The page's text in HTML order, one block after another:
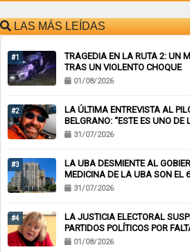
LAS MÁS LEÍDAS
#1
TRAGEDIA EN LA RUTA 2: UN
TRAS UN VIOLENTO CHOQUE
01/08/2026
#2
LA ÚLTIMA ENTREVISTA AL
BELGRANO: “ESTE ES UNO
RIESGO”
31/07/2026
#3
LA UBA DESMIENTE AL
MEDICINA DE LA UBA SON EL
31/07/2026
#4
LA JUSTICIA ELECTORAL
PARTIDOS POLÍTICOS POR
01/08/2026